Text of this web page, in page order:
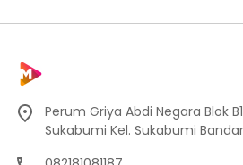
Perum Griya Abdi Negara Blok
Sukabumi Kel. Sukabumi